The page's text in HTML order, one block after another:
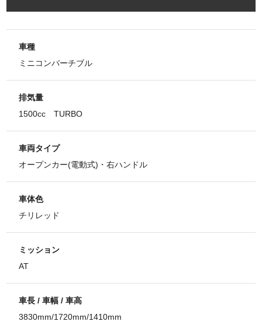
車種
ミニコンバーチブル
排気量
1500cc TURBO
車両タイプ
オープンカー(電動式)・右ハンドル
車体色
チリレッド
ミッション
AT
車長 / 車幅 / 車高
3830mm/1720mm/1410mm